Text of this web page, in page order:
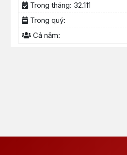
Trong tháng: 32.111
Trong quý:
Cả năm: